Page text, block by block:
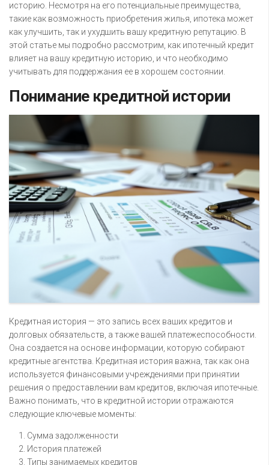
историю. Несмотря на его потенциальные преимущества,
такие как возможность приобретения жилья, ипотека может
как улучшить, так и ухудшить вашу кредитную репутацию. В
этой статье мы подробно рассмотрим, как ипотечный кредит
влияет на вашу кредитную историю, и что необходимо
учитывать для поддержания ее в хорошем состоянии.
Понимание кредитной истории
Кредитная история — это запись всех ваших кредитов и
долговых обязательств, а также вашей платежеспособности.
Она создается на основе информации, которую собирают
кредитные агентства. Кредитная история важна, так как она
используется финансовыми учреждениями при принятии
решения о предоставлении вам кредитов, включая ипотечные.
Важно понимать, что в кредитной истории отражаются
следующие ключевые моменты:
Сумма задолженности
История платежей
Типы занимаемых кредитов